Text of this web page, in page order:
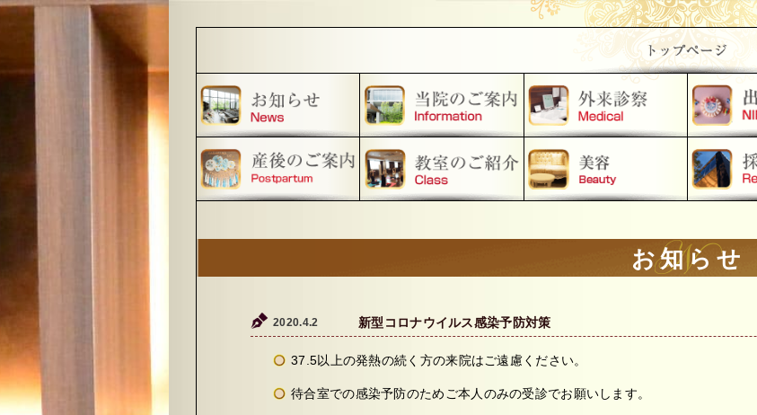
お知らせ
2020.4.2 新型コロナウイルス感染予防対策
37.5以上の発熱の続く方の来院はご遠慮ください。
待合室での感染予防のためご本人のみの受診でお願いします。